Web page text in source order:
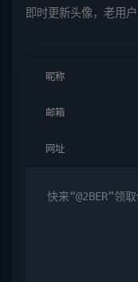
即时更新头像，老用户